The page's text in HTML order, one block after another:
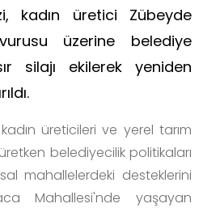
kadın üretici Zübeyde
üzerine belediye
silajı ekilerek yeniden
üreticileri ve yerel tarım
belediyecilik politikaları
mahallelerdeki desteklerini
Mahallesi'nde yaşayan